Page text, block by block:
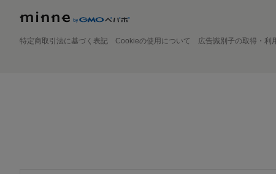
特定商取引法に基づく表記 Cookieの使用について 広告識別子の取得・利